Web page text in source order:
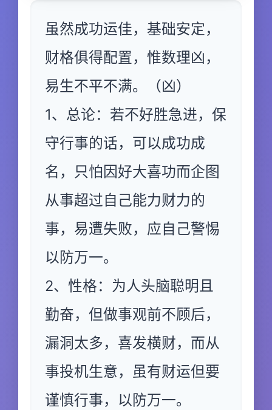
虽然成功运佳，基础安定，
财格俱得配置，惟数理凶，
易生不平不满。（凶）
1、总论：若不好胜急进，保
守行事的话，可以成功成
名，只怕因好大喜功而企图
从事超过自己能力财力的
事，易遭失败，应自己警惕
以防万一。
2、性格：为人头脑聪明且
勤奋，但做事观前不顾后，
漏洞太多，喜发横财，而从
事投机生意，虽有财运但要
谨慎行事，以防万一。